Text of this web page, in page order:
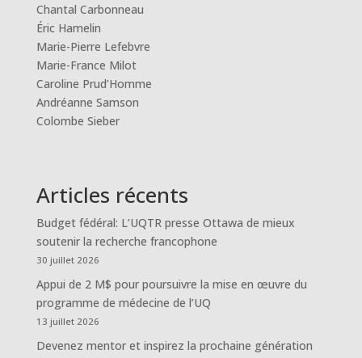
Chantal Carbonneau
Éric Hamelin
Marie-Pierre Lefebvre
Marie-France Milot
Caroline Prud’Homme
Andréanne Samson
Colombe Sieber
Articles récents
Budget fédéral: L’UQTR presse Ottawa de mieux
soutenir la recherche francophone
30 juillet 2026
Appui de 2 M$ pour poursuivre la mise en œuvre du
programme de médecine de l’UQ
13 juillet 2026
Devenez mentor et inspirez la prochaine génération